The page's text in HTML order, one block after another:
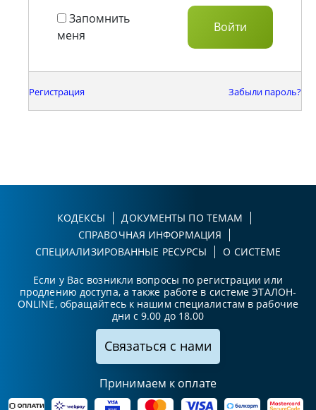
Запомнить
меня
Регистрация Забыли пароль?
КОДЕКСЫ
ДОКУМЕНТЫ ПО ТЕМАМ
СПРАВОЧНАЯ ИНФОРМАЦИЯ
СПЕЦИАЛИЗИРОВАННЫЕ РЕСУРСЫ
О СИСТЕМЕ
Если у Вас возникли вопросы по регистрации или
продлению доступа, а также работе в системе ЭТАЛОН-
ONLINE, обращайтесь к нашим специалистам в рабочие
дни с 9.00 до 18.00
Связаться с нами
Принимаем к оплате